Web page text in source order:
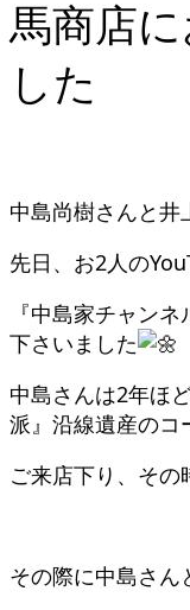
馬商店
した
中島尚樹さんと井
先日、お2人の
『中島家チャン
下さいました
中島さんは2年ほ
派』沿線遺産のコ
ご来店下り、その
その際に中島さん